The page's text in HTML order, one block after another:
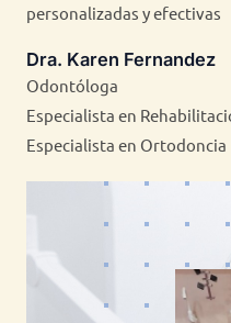
personalizadas y efectivas
Dra. Karen Fernandez
Odontóloga
Especialista en
Especialista en Ortodoncia